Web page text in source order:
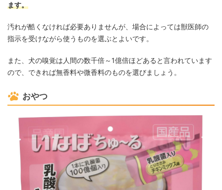
ます。
汚れが酷くなければ必要ありませんが、場合によっては獣医師の
指示を受けながら使うものを選ぶとよいです。
また、犬の嗅覚は人間の数千倍～1億倍ほどあると言われています
ので、できれば無香料や微香料のものを選びましょう。
おやつ